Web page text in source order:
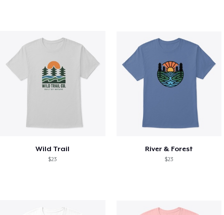
Wild Trail
$23
River & Forest
$23